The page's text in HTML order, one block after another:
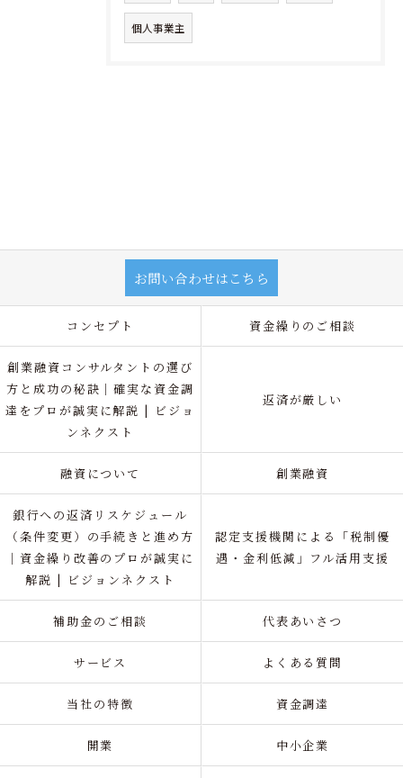
個人事業主
お問い合わせはこちら
コンセプト 資金繰りのご相談
創業融資コンサルタントの選び
方と成功の秘訣｜確実な資金調
達をプロが誠実に解説 | ビジョ
ンネクスト
返済が厳しい
融資について 創業融資
銀行への返済リスケジュール
（条件変更）の手続きと進め方
｜資金繰り改善のプロが誠実に
解説 | ビジョンネクスト
認定支援機関による「税制優
遇・金利低減」フル活用支援
補助金のご相談 代表あいさつ
サービス よくある質問
当社の特徴 資金調達
開業 中小企業